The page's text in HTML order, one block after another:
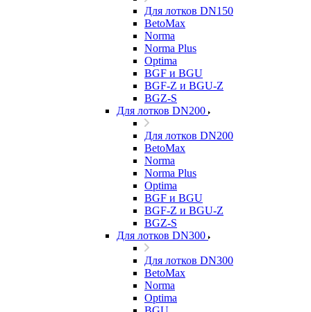
Для лотков DN150
BetoMax
Norma
Norma Plus
Optima
BGF и BGU
BGF-Z и BGU-Z
BGZ-S
Для лотков DN200
Для лотков DN200
BetoMax
Norma
Norma Plus
Optima
BGF и BGU
BGF-Z и BGU-Z
BGZ-S
Для лотков DN300
Для лотков DN300
BetoMax
Norma
Optima